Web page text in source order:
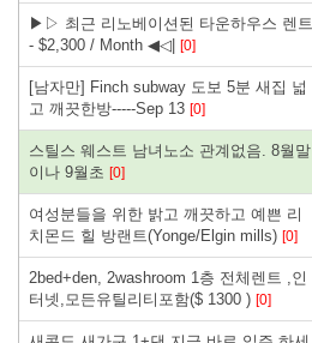
▶▷ 최근 리노베이션된 타운하우스 렌트
- $2,300 / Month ◀◁| [0]
[남자만] Finch subway 도보 5분 새집 넓
고 깨끗한방-----Sep 13 [0]
스틸스 웨스트 남녀노소 관계없음. 8월말
이나 9월초 [0]
여성분들을 위한 밝고 깨끗하고 예쁜 리
치몬드 힐 방랜트(Yonge/Elgin mills) [0]
2bed+den, 2washroom 1층 전체렌트 ,인
터넷,모든유틸리티포함($ 1300 ) [0]